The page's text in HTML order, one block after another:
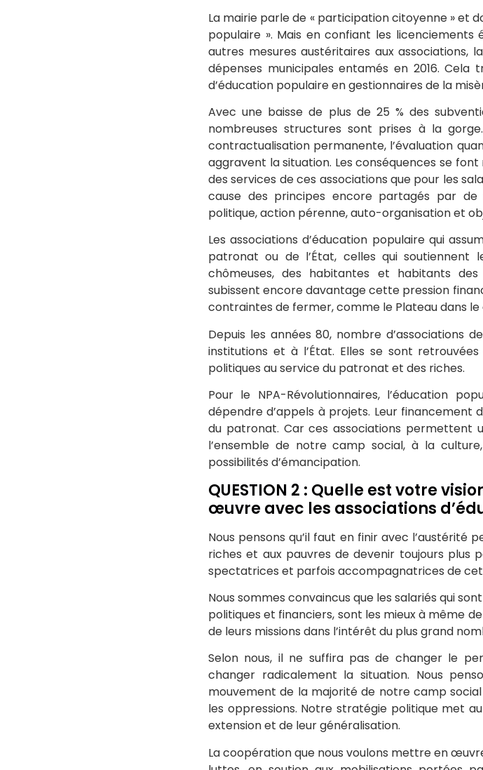
La mairie parle de « participation citoyenne » et
populaire ». Mais en confiant les
autres mesures austéritaires aux associations,
dépenses municipales entamés en 2016.
d’éducation populaire en gestionnaires de la
Avec une baisse de plus de 25 % des
nombreuses structures sont prises à la
contractualisation permanente, l’évaluation
aggravent la situation. Les conséquences se
des services de ces associations que pour les
cause des principes encore partagés par
politique, action pérenne, auto-organisation et
Les associations d’éducation populaire qui
patronat ou de l’État, celles qui soutiennent
chômeuses, des habitantes et habitants
subissent encore davantage cette pression
contraintes de fermer, comme le Plateau dans
Depuis les années 80, nombre d’associations
institutions et à l’État. Elles se sont
politiques au service du patronat et des riches.
Pour le NPA-Révolutionnaires, l’éducation
dépendre d’appels à projets. Leur
du patronat. Car ces associations permettent
l’ensemble de notre camp social, à la
possibilités d’émancipation.
QUESTION 2 : Quelle est votre
œuvre avec les associations
Nous pensons qu’il faut en finir avec
riches et aux pauvres de devenir toujours plus
spectatrices et parfois accompagnatrices de
Nous sommes convaincus que les salariés qui
politiques et financiers, sont les mieux à même
de leurs missions dans l’intérêt du plus grand
Selon nous, il ne suffira pas de changer le
changer radicalement la situation. Nous
mouvement de la majorité de notre camp
les oppressions. Notre stratégie politique met
extension et de leur généralisation.
La coopération que nous voulons mettre en